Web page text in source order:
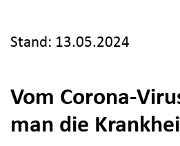
Stand: 13.05.2024
Vom Corona-
man die